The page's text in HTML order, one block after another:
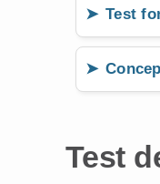
Test
Test